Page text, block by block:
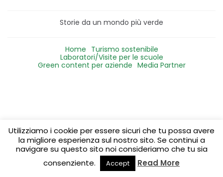
Storie da un mondo più verde
Home Turismo sostenibile
Laboratori/Visite per le scuole
Green content per aziende Media Partner
Utilizziamo i cookie per essere sicuri che tu possa avere
la migliore esperienza sul nostro sito. Se continui a
navigare su questo sito noi consideriamo che tu sia
consenziente.
Accept Read More